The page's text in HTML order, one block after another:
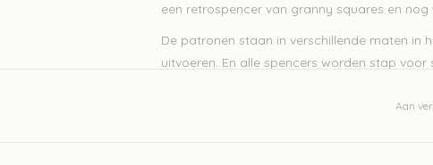
een retrospencer van granny squares en nog
De patronen staan in verschillende maten in
uitvoeren. En alle spencers worden stap voor
Aan